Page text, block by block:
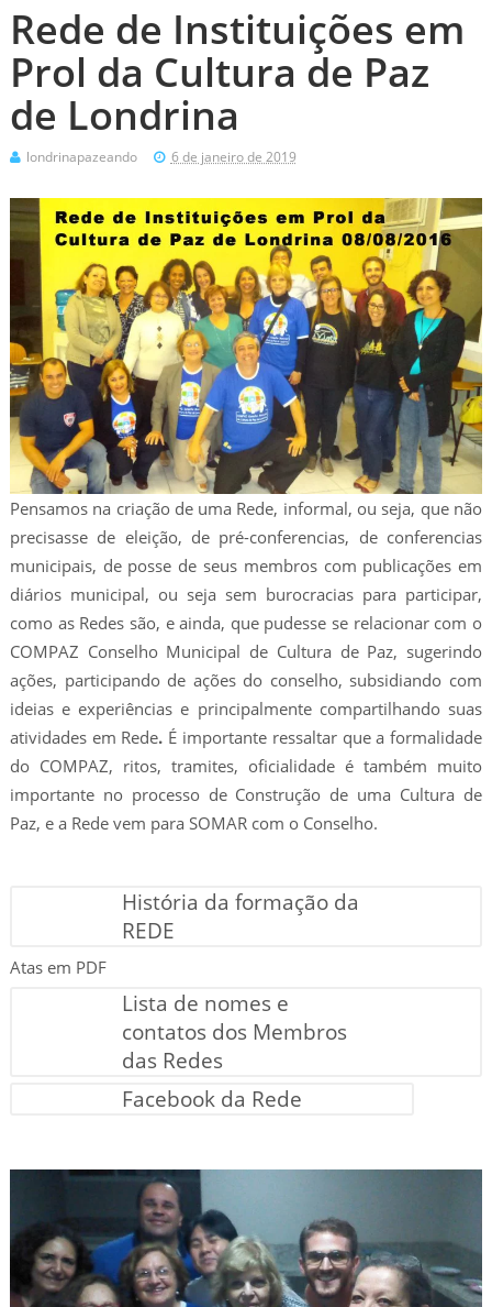
Rede de Instituições em
Prol da Cultura de Paz
de Londrina
londrinapazeando 6 de janeiro de 2019
Pensamos na criação de uma Rede, informal, ou seja, que não
precisasse de eleição, de pré-conferencias, de conferencias
municipais, de posse de seus membros com publicações em
diários municipal, ou seja sem burocracias para participar,
como as Redes são, e ainda, que pudesse se relacionar com o
COMPAZ Conselho Municipal de Cultura de Paz, sugerindo
ações, participando de ações do conselho, subsidiando com
ideias e experiências e principalmente compartilhando suas
atividades em Rede. É importante ressaltar que a formalidade
do COMPAZ, ritos, tramites, oficialidade é também muito
importante no processo de Construção de uma Cultura de
Paz, e a Rede vem para SOMAR com o Conselho.
História da formação da
REDE
Atas em PDF
Lista de nomes e
contatos dos Membros
das Redes
Facebook da Rede